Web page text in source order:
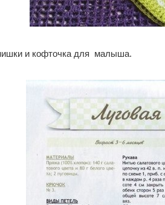
и кофточка для малыша.